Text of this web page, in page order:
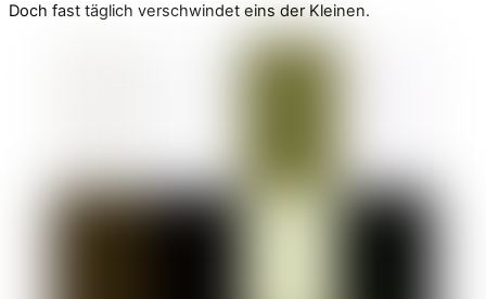
Doch fast täglich verschwindet eins der Kleinen.